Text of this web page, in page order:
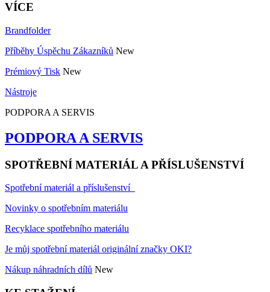
VÍCE
Brandfolder
Příběhy Úspěchu Zákazníků New
Prémiový Tisk New
Nástroje
PODPORA A SERVIS
PODPORA A SERVIS
SPOTŘEBNÍ MATERIÁL A PŘÍSLUŠENSTVÍ
Spotřební materiál a příslušenství
Novinky o spotřebním materiálu
Recyklace spotřebního materiálu
Je můj spotřební materiál originální značky OKI?
Nákup náhradních dílů New